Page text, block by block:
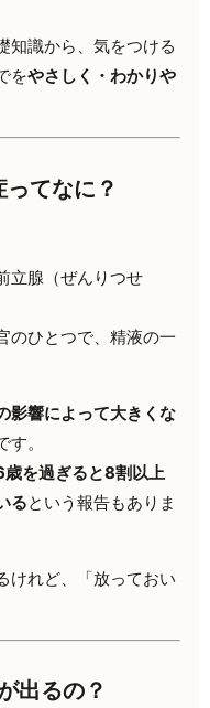
知識から、気をつける
をやさしく・わかりや
てなに？
立腺（ぜんりつせ
のひとつで、精液の一
影響によって大きくな
。
歳を過ぎると8割以上
るという報告もありま
けれど、「放っておい
出るの？